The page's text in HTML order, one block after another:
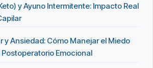
y Ayuno Intermitente: Impacto Real
y Ansiedad: Cómo Manejar el Miedo
Emocional